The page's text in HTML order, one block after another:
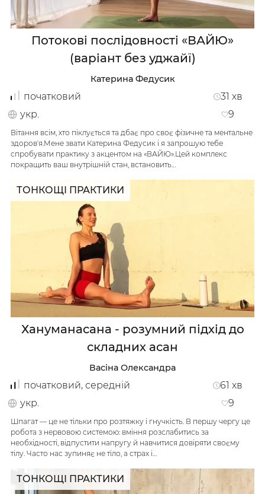
Потокові послідовності «ВАЙЮ»
(варіант без уджайї)
Катерина Федусик
початковий 31 хв
9
укр.
Вітання всім, хто піклується та дбає про своє фізичне та ментальне
здоровʼя.Мене звати Катерина Федусик і я запрошую тебе
спробувати практику з акцентом на «ВАЙЮ».Цей комплекс
покращить ваш внутрішній стан, встановить…
ТОНКОЩІ ПРАКТИКИ
Хануманасана - розумний підхід до
складних асан
Васіна Олександра
початковий, середній 61 хв
9
укр.
Шпагат — це не тільки про розтяжку і гнучкість. В першу чергу це
робота з нервовою системою: вміння розслабитись за
необхідності, відпустити напругу й навчитися довіряти своєму
тілу. Часто нас зупиняє не тіло, а страх і…
ТОНКОЩІ ПРАКТИКИ